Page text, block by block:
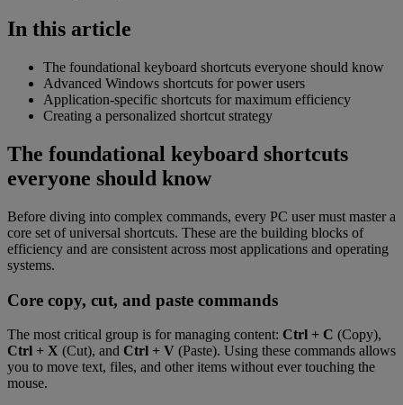
In this article
The foundational keyboard shortcuts everyone should know
Advanced Windows shortcuts for power users
Application-specific shortcuts for maximum efficiency
Creating a personalized shortcut strategy
The foundational keyboard shortcuts
everyone should know
Before diving into complex commands, every PC user must master a
core set of universal shortcuts. These are the building blocks of
efficiency and are consistent across most applications and operating
systems.
Core copy, cut, and paste commands
The most critical group is for managing content: Ctrl + C (Copy),
Ctrl + X (Cut), and Ctrl + V (Paste). Using these commands allows
you to move text, files, and other items without ever touching the
mouse.